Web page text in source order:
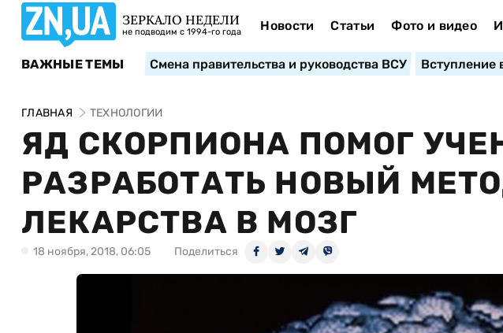
ЗЕРКАЛО НЕДЕЛИ
не подводим с 1994-го года Новости Статьи Фото и видео
ВАЖНЫЕ ТЕМЫ Смена правительства и руководства ВСУ Вступление
ГЛАВНАЯ ТЕХНОЛОГИИ
ЯД СКОРПИОНА ПОМОГ
РАЗРАБОТАТЬ НОВЫЙ
ЛЕКАРСТВА В МОЗГ
18 ноября, 2018, 06:05 Поделиться